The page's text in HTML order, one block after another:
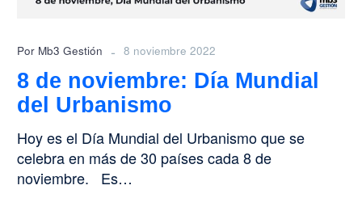
Por Mb3 Gestión - 8 noviembre 2022
8 de noviembre: Día Mundial
del Urbanismo
Hoy es el Día Mundial del Urbanismo que se
celebra en más de 30 países cada 8 de
noviembre. Es…